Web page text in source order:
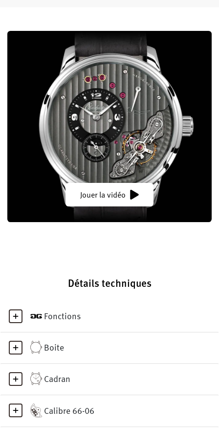
Jouer la vidéo
Détails techniques
Fonctions
Boite
Cadran
Calibre 66-06